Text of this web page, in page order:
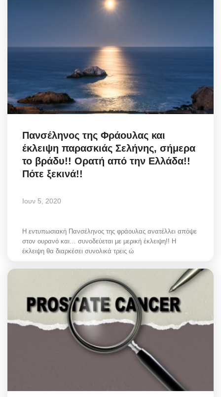
Πανσέληνος της Φράουλας και
έκλειψη παρασκιάς Σελήνης, σήμερα
το βράδυ!! Ορατή από την Ελλάδα!!
Πότε ξεκινά!!
Ιουν 5, 2020
Η εντυπωσιακή Πανσέληνος της φράουλας ανατέλλει απόψε
στον ουρανό και… συνοδεύεται με μερική έκλειψη!! Η
έκλειψη θα διαρκέσει συνολικά τρεις ώ